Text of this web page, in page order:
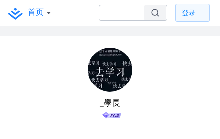
首页 登录
_學長